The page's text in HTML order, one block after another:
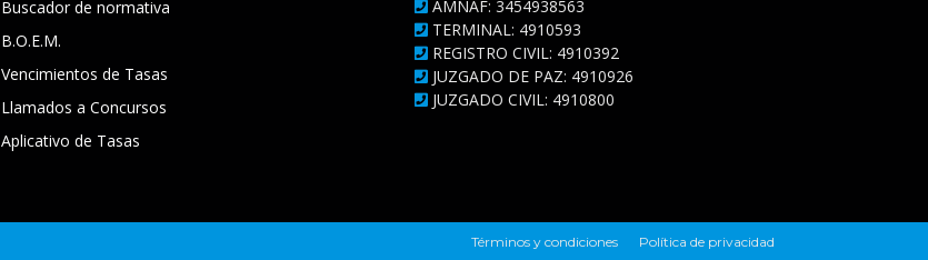
Buscador de normativa
B.O.E.M.
Vencimientos de Tasas
Llamados a Concursos
Aplicativo de Tasas
AMNAF: 3454938563
TERMINAL: 4910593
REGISTRO CIVIL: 4910392
JUZGADO DE PAZ: 4910926
JUZGADO CIVIL: 4910800
Términos y condiciones Política de privacidad